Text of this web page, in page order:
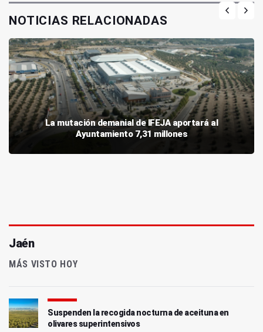
NOTICIAS RELACIONADAS
La mutación demanial de IFEJA aportará al
Ayuntamiento 7,31 millones
Jaén
MÁS VISTO HOY
Suspenden la recogida nocturna de aceituna en
olivares superintensivos